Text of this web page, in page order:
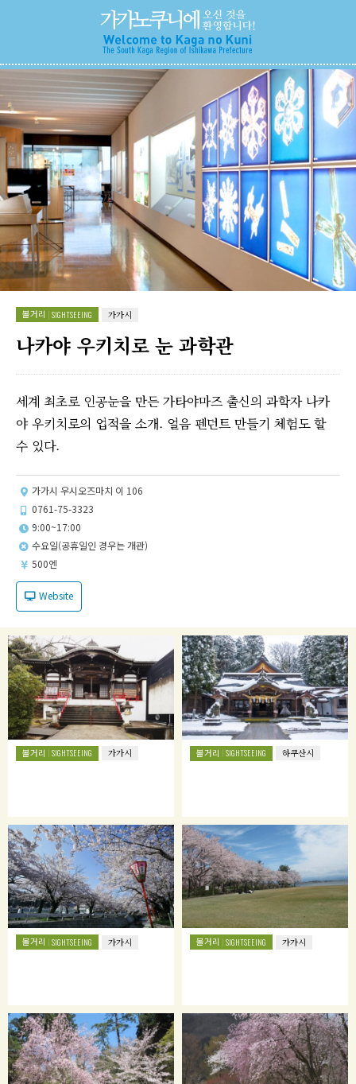
볼거리 SIGHTSEEING 가가시
나카야 우키치로 눈 과학관
세계 최초로 인공눈을 만든 가타야마즈 출신의 과학자 나카
야 우키치로의 업적을 소개. 얼음 펜던트 만들기 체험도 할
수 있다.
가가시 우시오즈마치 이 106
0761-75-3323
9:00~17:00
수요일(공휴일인 경우는 개관)
500엔
Website
볼거리 SIGHTSEEING 가가시 볼거리 SIGHTSEEING 하쿠산시
볼거리 SIGHTSEEING 가가시 볼거리 SIGHTSEEING 가가시